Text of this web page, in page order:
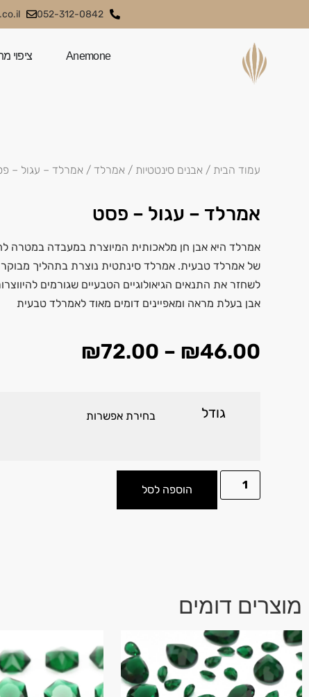
052-312-0842
Anemone ציפוי
עמוד הבית / אבנים סינטטיות / אמרלד / אמרלד – עגול –
אמרלד – עגול – פסט
אמרלד היא אבן חן מלאכותית המיוצרת במעבדה במטרה
של אמרלד טבעית. אמרלד סינתטית נוצרת בתהליך
לשחזר את התנאים הגיאולוגיים הטבעיים שגורמים
אבן בעלת מראה ומאפיינים דומים מאוד לאמרלד טבעית
₪46.00
–
₪72.00
גודל
הוספה לסל
מוצרים דומים